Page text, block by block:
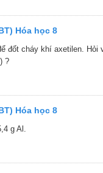
Hóa học 8
đốt cháy khí axetilen.
?
Hóa học 8
g Al.